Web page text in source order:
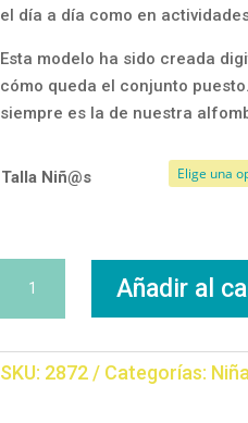
el día a día como en
Esta modelo ha sido creada
cómo queda el conjunto
siempre es la de nuestra
Talla Niñ@s
Afelpado
Añadir al
SKU: 2872 Categorías: